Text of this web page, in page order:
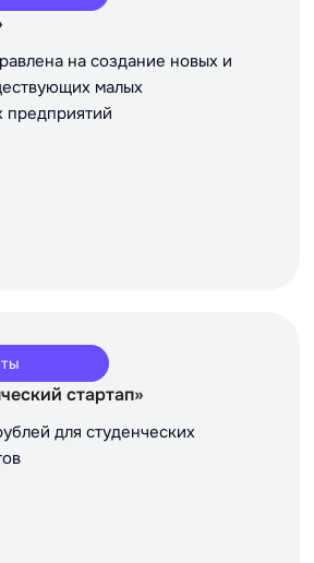
на создание новых и
малых
предприятий
стартап»
для студенческих